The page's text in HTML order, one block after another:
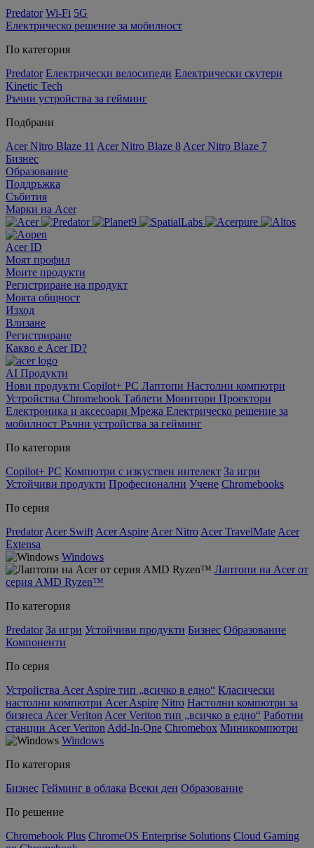
Predator Wi-Fi 5G
Електрическо решение за мобилност
По категория
Predator Електрически велосипеди Електрически скутери
Kinetic Tech
Ръчни устройства за гейминг
Подбрани
Acer Nitro Blaze 11 Acer Nitro Blaze 8 Acer Nitro Blaze 7
Бизнес
Образование
Поддръжка
Събития
Марки на Acer
Acer ID
Моят профил
Моите продукти
Регистриране на продукт
Моята общност
Изход
Влизане
Регистриране
Какво е Acer ID?
AI Продукти
Нови продукти Copilot+ PC Лаптопи Настолни компютри
Устройства Chromebook Таблети Монитори Проектори
Електроника и аксесоари Мрежа Електрическо решение за
мобилност Ръчни устройства за гейминг
По категория
Copilot+ PC Компютри с изкуствен интелект За игри
Устойчиви продукти Професионални Учене Chromebooks
По серия
Predator Acer Swift Acer Aspire Acer Nitro Acer TravelMate Acer
Extensa
Windows
Лаптопи на Acer от
серия AMD Ryzen™
По категория
Predator За игри Устойчиви продукти Бизнес Образование
Компоненти
По серия
Устройства Acer Aspire тип „всичко в едно“ Класически
настолни компютри Acer Aspire Nitro Настолни компютри за
бизнеса Acer Veriton Acer Veriton тип „всичко в едно“ Работни
станции Acer Veriton Add-In-One Chromebox Миникомпютри
Windows
По категория
Бизнес Гейминг в облака Всеки ден Образование
По решение
Chromebook Plus ChromeOS Enterprise Solutions Cloud Gaming